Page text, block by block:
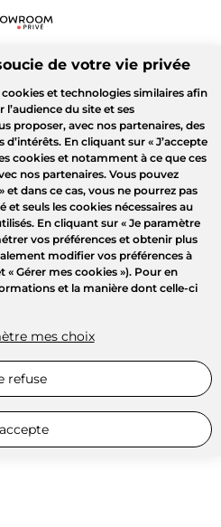
de votre vie privée
et technologies similaires afin
l’audience du site et ses
proposer, avec nos partenaires, des
d’intérêts. En cliquant sur « J’accepte
cookies et notamment à ce que ces
nos partenaires. Vous pouvez
et dans ce cas, vous ne pourrez pas
seuls les cookies nécessaires au
En cliquant sur « Je paramètre
vos préférences et obtenir plus
modifier vos préférences à
Gérer mes cookies »). Pour en
et la manière dont celle-ci
mes choix
refuse